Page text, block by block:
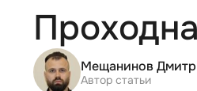
Мещанинов
Автор статьи